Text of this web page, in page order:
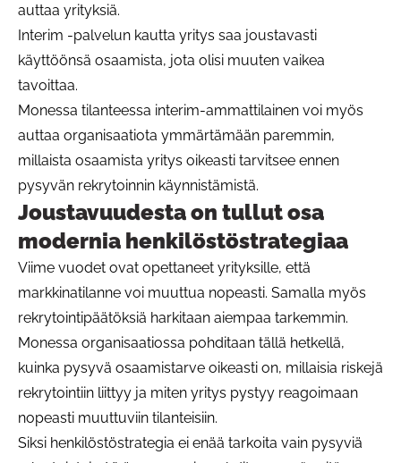
auttaa yrityksiä.
Interim -palvelun kautta yritys saa joustavasti
käyttöönsä osaamista, jota olisi muuten vaikea
tavoittaa.
Monessa tilanteessa interim-ammattilainen voi myös
auttaa organisaatiota ymmärtämään paremmin,
millaista osaamista yritys oikeasti tarvitsee ennen
pysyvän rekrytoinnin käynnistämistä.
Joustavuudesta on tullut osa
modernia henkilöstöstrategiaa
Viime vuodet ovat opettaneet yrityksille, että
markkinatilanne voi muuttua nopeasti. Samalla myös
rekrytointipäätöksiä harkitaan aiempaa tarkemmin.
Monessa organisaatiossa pohditaan tällä hetkellä,
kuinka pysyvä osaamistarve oikeasti on, millaisia riskejä
rekrytointiin liittyy ja miten yritys pystyy reagoimaan
nopeasti muuttuviin tilanteisiin.
Siksi henkilöstöstrategia ei enää tarkoita vain pysyviä